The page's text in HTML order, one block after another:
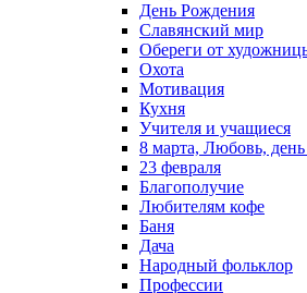
День Рождения
Славянский мир
Обереги от
Охота
Мотивация
Кухня
Учителя и учащиеся
8 марта, Любовь,
23 февраля
Благополучие
Любителям кофе
Баня
Дача
Народный фольклор
Профессии